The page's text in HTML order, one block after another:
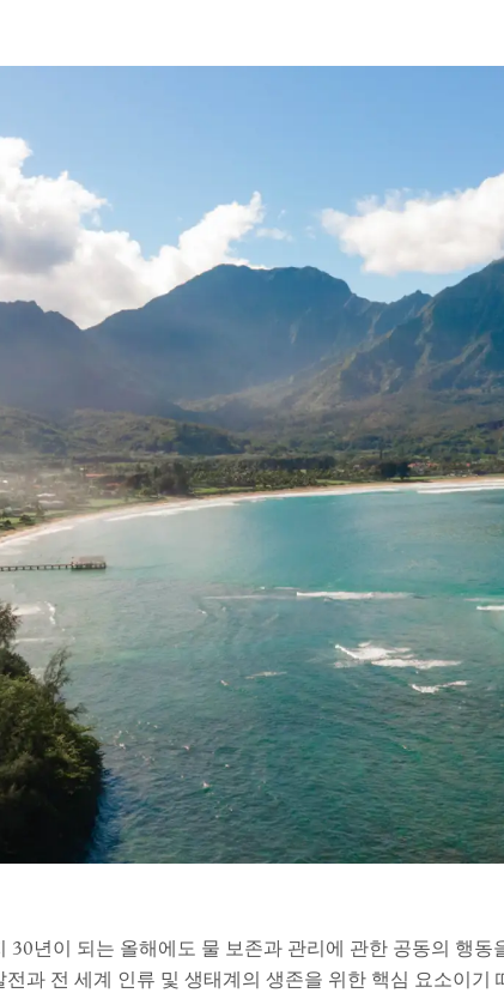
30년이 되는 올해에도 물 보존과 관리에 관한 공동의 행
과 전 세계 인류 및 생태계의 생존을 위한 핵심 요소이기